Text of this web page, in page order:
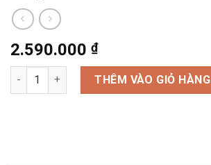
2.590.000 ₫
Vòng Pandora Tím số lượngTHÊM VÀO GIỎ HÀNG